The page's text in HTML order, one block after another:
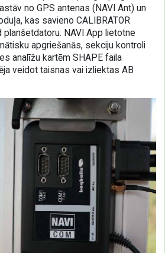
no GPS antenas (NAVI Ant) un
kas savieno CALIBRATOR
planšetdatoru. NAVI App lietotne
apgriešanās, sekciju kontroli
analīžu kartēm SHAPE faila
veidot taisnas vai izliektas AB